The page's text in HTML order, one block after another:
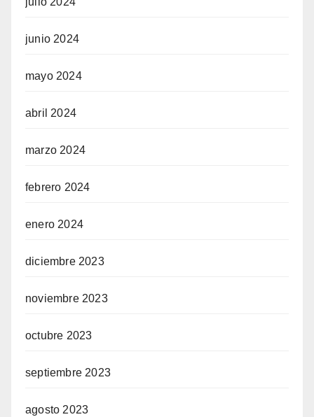
junio 2024
mayo 2024
abril 2024
marzo 2024
febrero 2024
enero 2024
diciembre 2023
noviembre 2023
octubre 2023
septiembre 2023
agosto 2023